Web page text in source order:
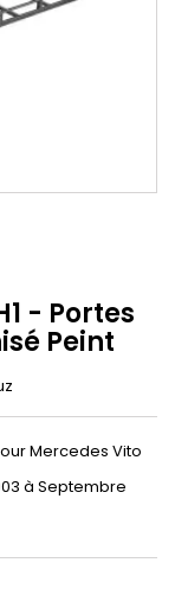
- Portes
Peint
Mercedes Vito
à Septembre